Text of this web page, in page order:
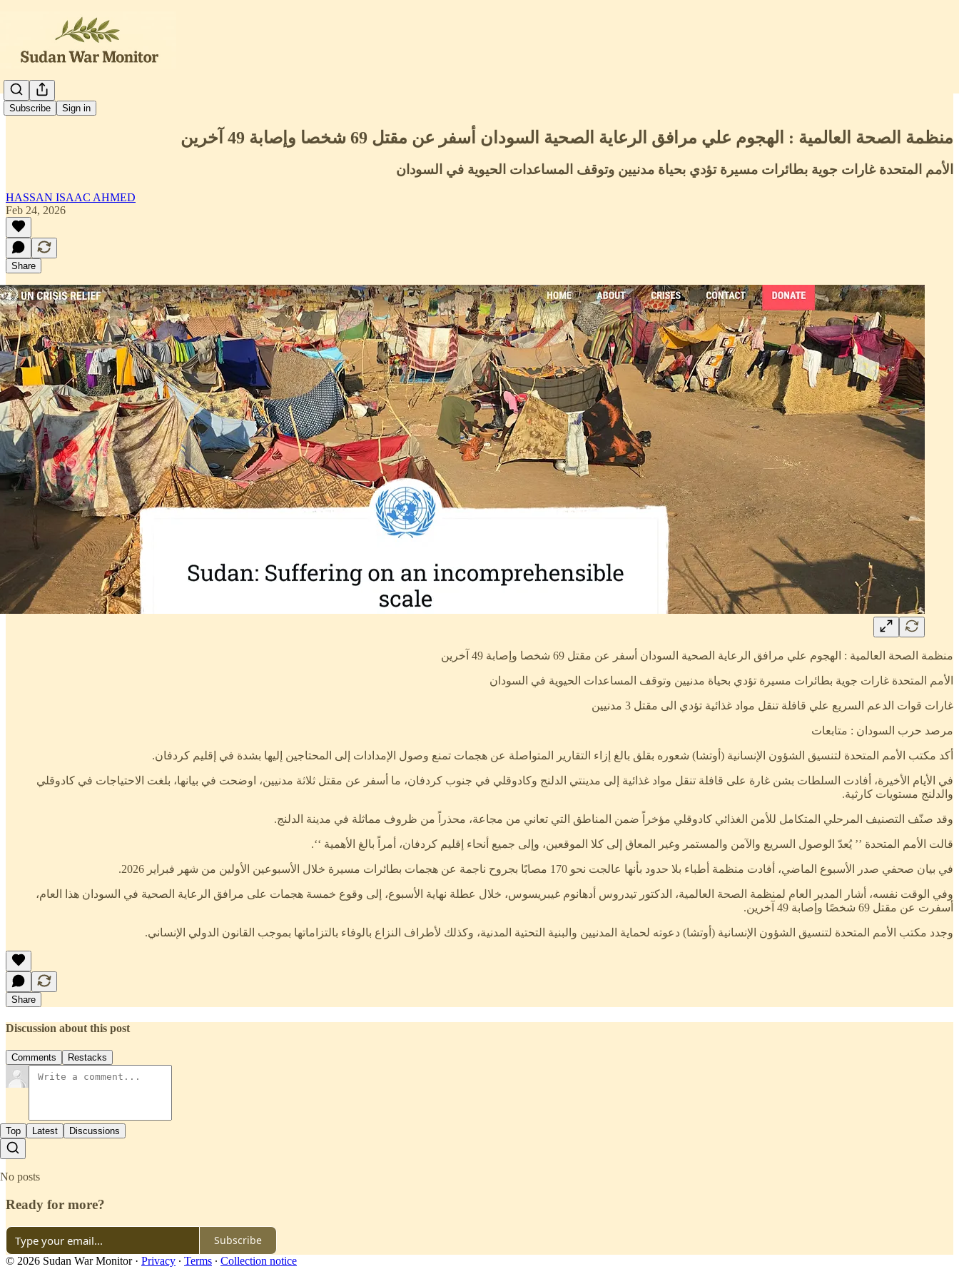
Subscribe Sign in العربية
منظمة الصحة العالمية : الهجوم علي مرافق الرعاية الصحية السودان أسفر عن مقتل 69 شخصا وإصابة 49 آخرين
الأمم المتحدة غارات جوية بطائرات مسيرة تؤدي بحياة مدنيين وتوقف المساعدات الحيوية في السودان
HASSAN ISAAC AHMED
Feb 24, 2026
Share
منظمة الصحة العالمية : الهجوم علي مرافق الرعاية الصحية السودان أسفر عن مقتل 69 شخصا وإصابة 49 آخرين
الأمم المتحدة غارات جوية بطائرات مسيرة تؤدي بحياة مدنيين وتوقف المساعدات الحيوية في السودان
غارات قوات الدعم السريع علي قافلة تنقل مواد غذائية تؤدي الى مقتل 3 مدنيين
مرصد حرب السودان : متابعات
أكد مكتب الأمم المتحدة لتنسيق الشؤون الإنسانية (أوتشا) شعوره بقلق بالغ إزاء التقارير المتواصلة عن هجمات تمنع وصول الإمدادات إلى المحتاجين إليها بشدة في إقليم كردفان.
في الأيام الأخيرة، أفادت السلطات بشن غارة على قافلة تنقل مواد غذائية إلى مدينتي الدلنج وكادوقلي في جنوب كردفان، ما أسفر عن مقتل ثلاثة مدنيين، اوضحت في بيانها، بلغت الاحتياجات في كادوقلي
والدلنج مستويات كارثية.
وقد صنّف التصنيف المرحلي المتكامل للأمن الغذائي كادوقلي مؤخراً ضمن المناطق التي تعاني من مجاعة، محذراً من ظروف مماثلة في مدينة الدلنج.
قالت الأمم المتحدة ’’ يُعدّ الوصول السريع والآمن والمستمر وغير المعاق إلى كلا الموقعين، وإلى جميع أنحاء إقليم كردفان، أمراً بالغ الأهمية ‘‘.
في بيان صحفي صدر الأسبوع الماضي، أفادت منظمة أطباء بلا حدود بأنها عالجت نحو 170 مصابًا بجروح ناجمة عن هجمات بطائرات مسيرة خلال الأسبوعين الأولين من شهر فبراير 2026.
وفي الوقت نفسه، أشار المدير العام لمنظمة الصحة العالمية، الدكتور تيدروس أدهانوم غيبريسوس، خلال عطلة نهاية الأسبوع، إلى وقوع خمسة هجمات على مرافق الرعاية الصحية في السودان هذا العام،
أسفرت عن مقتل 69 شخصًا وإصابة 49 آخرين.
وجدد مكتب الأمم المتحدة لتنسيق الشؤون الإنسانية (أوتشا) دعوته لحماية المدنيين والبنية التحتية المدنية، وكذلك لأطراف النزاع بالوفاء بالتزاماتها بموجب القانون الدولي الإنساني.
Share
Discussion about this post
Comments Restacks
Top Latest Discussions
No posts
Ready for more?
Subscribe
© 2026 Sudan War Monitor· Privacy ∙ Terms ∙ Collection notice